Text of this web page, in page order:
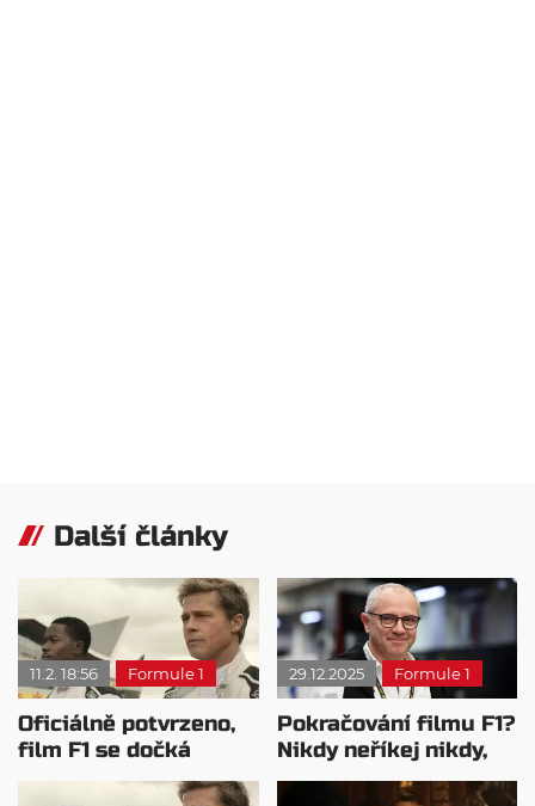
Další články
11.2. 18:56 Formule 1
Oficiálně potvrzeno,
film F1 se dočká
pokračování
29.12.2025 Formule 1
Pokračování filmu F1?
Nikdy neříkej nikdy,
říká Domenicali